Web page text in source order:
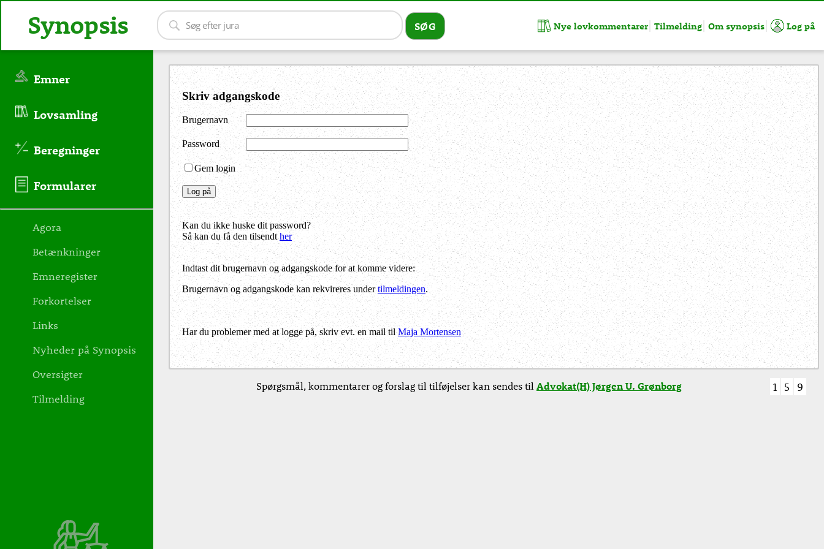
Skriv adgangskode
Brugernavn
Password
Gem login
Kan du ikke huske dit password?
Så kan du få den tilsendther
Indtast dit brugernavn og adgangskode for at komme videre:
Brugernavn og adgangskode kan rekvireres undertilmeldingen.
Har du problemer med at logge på, skriv evt. en mail tilMaja Mortensen
Emner
Lovsamling
Beregninger
Formularer
Agora
Betænkninger
Emneregister
Forkortelser
Links
Nyheder på Synopsis
Oversigter
Tilmelding
Synopsis Nye lovkommentarer Tilmelding Om synopsis Log på
Spørgsmål, kommentarer og forslag til tilføjelser kan sendes tilAdvokat(H) Jørgen U. Grønborg 1 5 9